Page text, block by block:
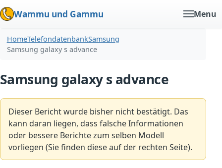
Wammu und Gammu Menu
HomeTelefondatenbankSamsung
Samsung galaxy s advance
Samsung galaxy s advance
Dieser Bericht wurde bisher nicht bestätigt. Das
kann daran liegen, dass falsche Informationen
oder bessere Berichte zum selben Modell
vorliegen (Sie finden diese auf der rechten Seite).